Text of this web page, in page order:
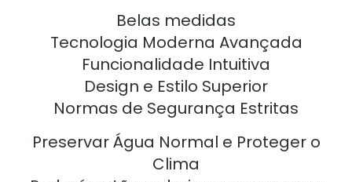
Belas medidas
Tecnologia Moderna Avançada
Funcionalidade Intuitiva
Design e Estilo Superior
Normas de Segurança Estritas
Preservar Água Normal e Proteger o
Clima